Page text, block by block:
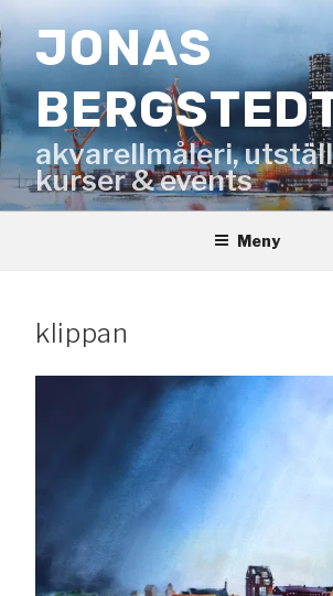
till
innehållJONAS
akvarellmåleri,
kurser & events
Meny
klippan